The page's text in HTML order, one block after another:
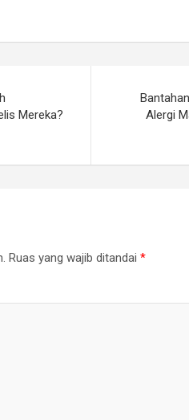
Mereka?
Alergi
Ruas yang wajib ditandai *